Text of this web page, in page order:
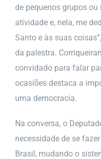
de pequenos grupos
atividade e, nela, me
Santo e às suas
da palestra.
convidado para falar
ocasiões destaca a
uma democracia.
Na conversa, o
necessidade de se
Brasil, mudando o